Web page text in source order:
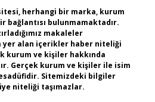
herhangi bir marka, kurum
bağlantısı bulunmamaktadır.
makaleler
yer alan içerikler haber niteliği
kurum ve kişiler hakkında
Gerçek kurum ve kişiler ile isim
Sitemizdeki bilgiler
niteliği taşımazlar.